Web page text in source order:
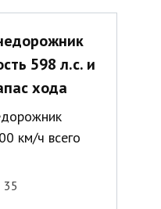
598 л.с. и
хода
км/ч всего
35